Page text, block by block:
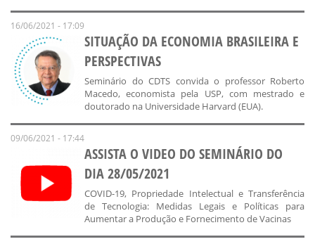
16/06/2021 - 17:09
SITUAÇÃO DA ECONOMIA BRASILEIRA E
PERSPECTIVAS
Seminário do CDTS convida o professor Roberto
Macedo, economista pela USP, com mestrado e
doutorado na Universidade Harvard (EUA).
09/06/2021 - 17:44
ASSISTA O VIDEO DO SEMINÁRIO DO
DIA 28/05/2021
COVID-19, Propriedade Intelectual e Transferência
de Tecnologia: Medidas Legais e Políticas para
Aumentar a Produção e Fornecimento de Vacinas